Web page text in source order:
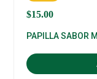
$15.00
PAPILLA SABOR